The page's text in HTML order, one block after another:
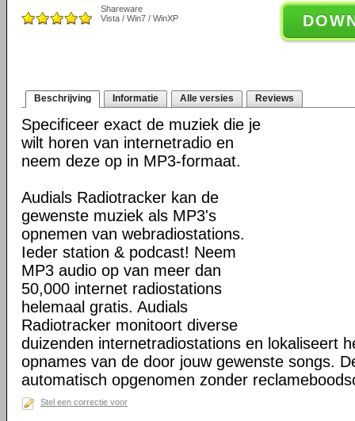
Shareware
Vista / Win7 / WinXP
Beschrijving Informatie Alle versies Reviews
Specificeer exact de muziek die je
wilt horen van internetradio en
neem deze op in MP3-formaat.
Audials Radiotracker kan de
gewenste muziek als MP3's
opnemen van webradiostations.
Ieder station & podcast! Neem
MP3 audio op van meer dan
50,000 internet radiostations
helemaal gratis. Audials
Radiotracker monitoort diverse
duizenden internetradiostations en lokaliseert
opnames van de door jouw gewenste songs.
automatisch opgenomen zonder
Stel een correctie voor